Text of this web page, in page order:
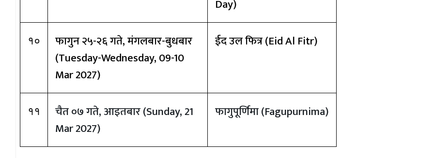
Day)
१० फागुन २५-२६ गते, मंगलबार-बुधबार
(Tuesday-Wednesday, 09-10
Mar 2027)
ईद उल फित्र(Eid Al Fitr)
११ चैत ०७ गते, आइतबार (Sunday,21
Mar 2027)
फागुपूर्णिमा(Fagupurnima)